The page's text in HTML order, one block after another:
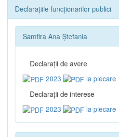
Declarațiile funcționarilor publici
Samfira Ana Ștefania
Declaraţii de avere
2023
la plecare
Declaraţii de interese
2023
la plecare